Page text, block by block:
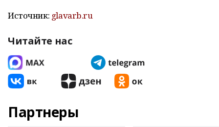
Источник: glavarb.ru
Читайте нас
Партнеры